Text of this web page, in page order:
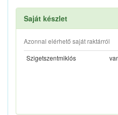
Saját készlet
Azonnal elérhető saját raktárról
Szigetszentmiklós